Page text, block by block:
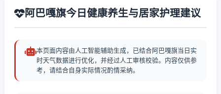
阿巴嘎旗今日健康养生与居家护理建议
本页面内容由人工智能辅助生成，已结合阿巴嘎旗当日实
时天气数据进行优化，并经过人工审核校验。内容仅供参
考，请结合自身实际情况酌情采纳。